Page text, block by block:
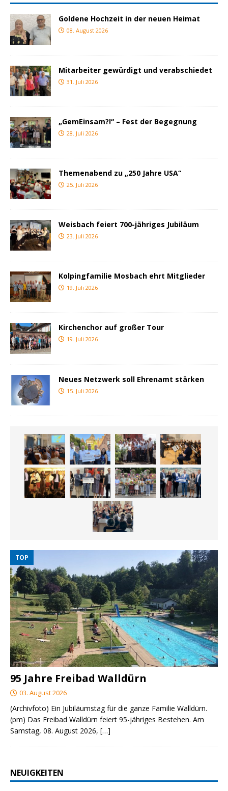
Goldene Hochzeit in der neuen Heimat
08. August 2026
Mitarbeiter gewürdigt und verabschiedet
31. Juli 2026
„GemEinsam?!“ – Fest der Begegnung
28. Juli 2026
Themenabend zu „250 Jahre USA“
25. Juli 2026
Weisbach feiert 700-jähriges Jubiläum
23. Juli 2026
Kolpingfamilie Mosbach ehrt Mitglieder
19. Juli 2026
Kirchenchor auf großer Tour
19. Juli 2026
Neues Netzwerk soll Ehrenamt stärken
15. Juli 2026
TOP
95 Jahre Freibad Walldürn
03. August 2026
(Archivfoto) Ein Jubiläumstag für die ganze Familie Walldürn.
(pm) Das Freibad Walldürn feiert 95-jähriges Bestehen. Am
Samstag, 08. August 2026, […]
NEUIGKEITEN